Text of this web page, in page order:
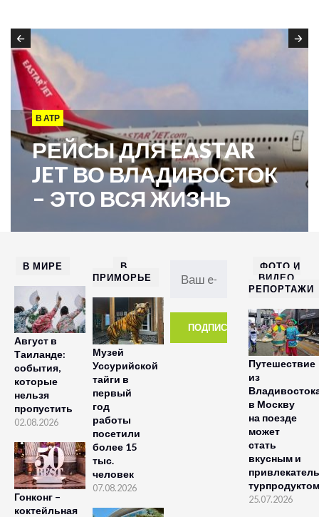
В АТР
РЕЙСЫ ДЛЯ EASTAR
JET ВО ВЛАДИВОСТОК
– ЭТО ВСЯ ЖИЗНЬ
В МИРЕ
Август в
Таиланде:
события,
которые
нельзя
пропустить
02.08.2026
Гонконг –
коктейльная
В
ПРИМОРЬЕ
Музей
Уссурийской
тайги в
первый
год
работы
посетили
более 15
тыс.
человек
07.08.2026
ФОТО И
ВИДЕО
РЕПОРТАЖИ
Путешествие
из
в Москву
на поезде
может
стать
вкусным и
турпродуктом
25.07.2026